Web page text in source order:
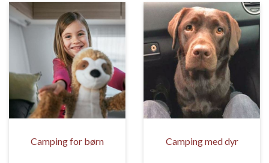
Camping for børn Camping med dyr